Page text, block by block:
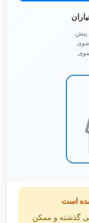
است
آگهی گذشته و ممکن